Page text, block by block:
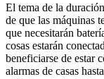
El tema de la
de que las máquinas
que necesitarán
cosas estarán
beneficiarse de estar
alarmas de casas